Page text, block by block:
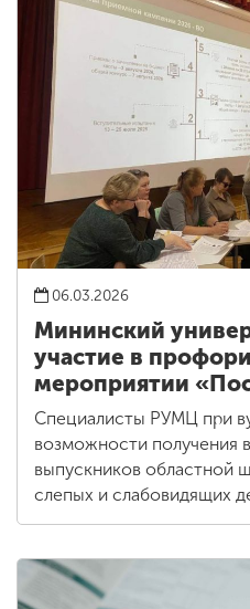
06.03.2026
Мининский
участие в
мероприятии
Специалисты РУМЦ при
возможности получения
выпускников областной
слепых и слабовидящих